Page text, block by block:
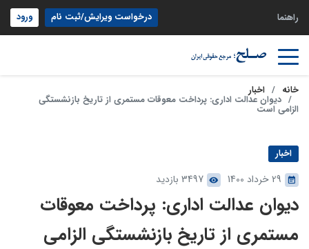
راهنما درخواست ویرایش/ثبت نام ورود
خانه اخبار
دیوان عدالت اداری: پرداخت معوقات مستمری از تاریخ بازنشستگی
الزامی است
اخبار
29 خرداد 1400 3497 بازدید
دیوان عدالت اداری: پرداخت معوقات
مستمری از تاریخ بازنشستگی الزامی